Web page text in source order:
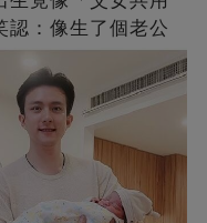
認：像生了個老公